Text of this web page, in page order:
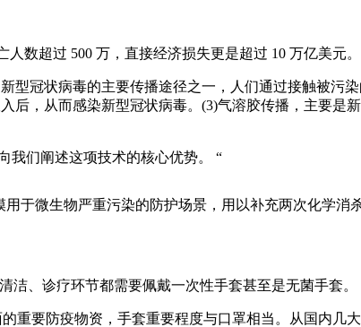
数超过 500 万，直接经济损失更是超过 10 万亿美元。
冠状病毒的主要传播途径之一，人们通过接触被污
，从而感染新型冠状病毒。(3)气溶胶传播，主要是
我们阐述这项技术的核心优势。 “
微生物严重污染的防护场景，用以补充两次化学消
、诊疗环节都需要佩戴一次性手套甚至是无菌手套。
要防疫物资，手套重要程度与口罩相当。从国内几